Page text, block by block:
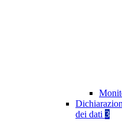
dei dati 3